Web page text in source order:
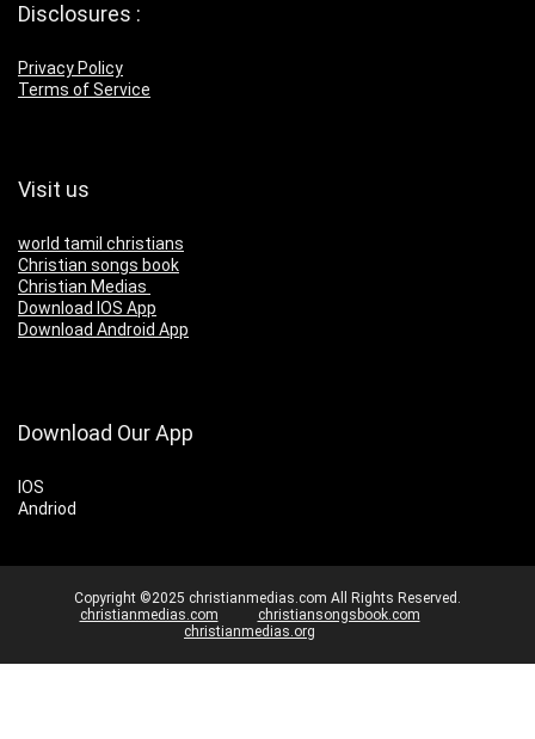
Disclosures :
Privacy Policy
Terms of Service
Visit us
world tamil christians
Christian songs book
Christian Medias
Download IOS App
Download Android App
Download Our App
IOS
Andriod
Copyright ©2025 christianmedias.com All Rights Reserved.
christianmedias.com
christiansongsbook.com
christianmedias.org